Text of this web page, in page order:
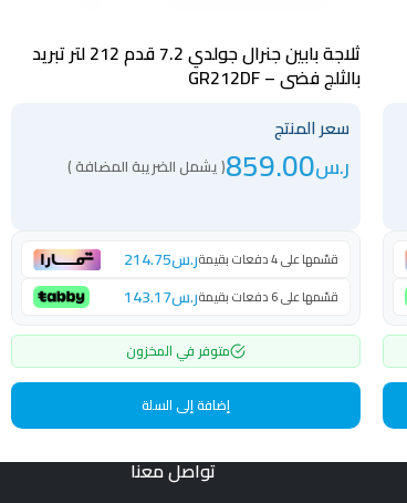
ثلاجة بابين جنرال جولدي 7.2 قدم 212 لتر تبريد
بالثلج فضي – GR212DF
سعر المنتج
ر.س859.00( يشمل الضريبة المضافة )
قسّمها على 4 دفعات بقيمة ر.س214.75
قسّمها على 6 دفعات بقيمة ر.س143.17
متوفر في المخزون
إضافة إلى السلة
تواصل معنا